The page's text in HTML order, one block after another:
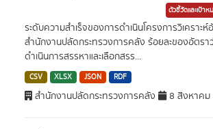
ตัวชี้วัดและเป้า
ระดับความสำเร็จของการดำเนินโครงการวิเคราะ
สำนักงานปลัดกระทรวงการคลัง ร้อยละของอัตรา
ดำเนินการสรรหาและเลือกสรร...
CSV XLSX JSON RDF
สำนักงานปลัดกระทรวงการคลัง 8 สิงหาคม